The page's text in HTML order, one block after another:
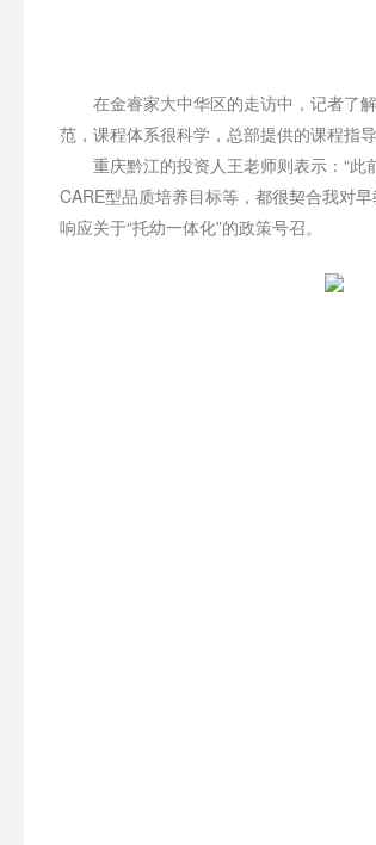
在金睿家大中华区的走访中，记者了解
范，课程体系很科学，总部提供的课程指
重庆黔江的投资人王老师则表示：“此
CARE型品质培养目标等，都很契合我对
响应关于“托幼一体化”的政策号召。